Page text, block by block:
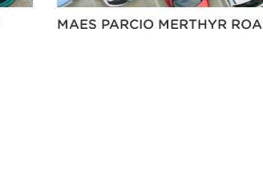
MAES PARCIO MERTHYR